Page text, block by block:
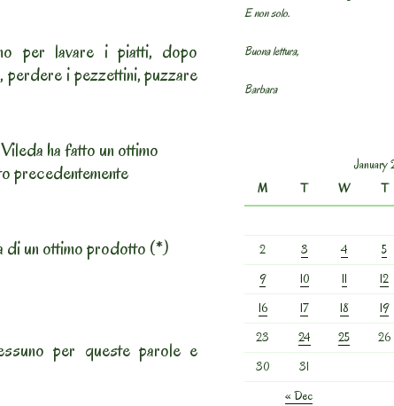
per lavare i piatti, dopo
i pezzettini, puzzare
ha fatto un ottimo
precedentemente
di un ottimo prodotto (*)
per queste parole e
E non solo.
Buona lettura,
Barbara
January
M
T W T
2
3 4 5
9
10 11 12
16
17 18 19
23
24 25 26
30
31
« Dec